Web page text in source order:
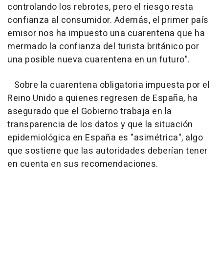
controlando los rebrotes, pero el riesgo resta
confianza al consumidor. Además, el primer país
emisor nos ha impuesto una cuarentena que ha
mermado la confianza del turista británico por
una posible nueva cuarentena en un futuro".
Sobre la cuarentena obligatoria impuesta por el
Reino Unido a quienes regresen de España, ha
asegurado que el Gobierno trabaja en la
transparencia de los datos y que la situación
epidemiológica en España es "asimétrica", algo
que sostiene que las autoridades deberían tener
en cuenta en sus recomendaciones.